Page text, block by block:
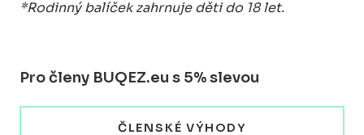
*Rodinný balíček zahrnuje děti do 18 let.
Pro členy BUQEZ.eu s 5% slevou
ČLENSKÉ VÝHODY